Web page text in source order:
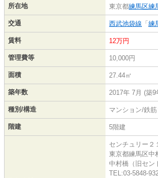
所在地 東京都練馬区練
交通 西武池袋線 「 練
賃料 12万円
管理費等 10,000円
面積 27.44㎡
築年数 2017年 7月 (築9
種別/構造 マンション/鉄
階建 5階建
センチュリー２
東京都練馬区中
中村橋（旧セン
TEL:03-5848-